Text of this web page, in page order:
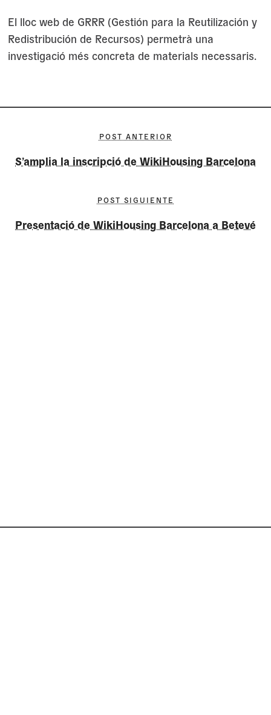
El lloc web de GRRR (Gestión para la Reutilización y
Redistribución de Recursos) permetrà una
investigació més concreta de materials necessaris.
POST ANTERIOR
S’amplia la inscripció de WikiHousing Barcelona
POST SIGUIENTE
Presentació de WikiHousing Barcelona a Betevé